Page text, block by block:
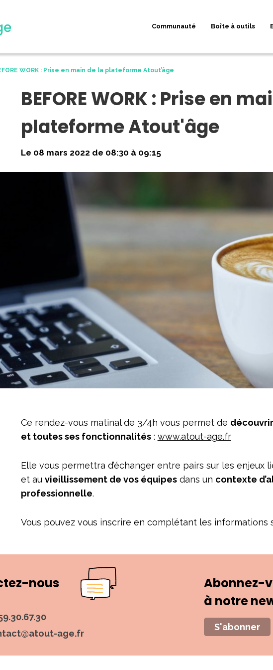
Communauté Boîte à outils
WORK : Prise en main de la plateforme Atout’âge
BEFORE WORK : Prise en
plateforme Atout'âge
Le 08 mars 2022 de 08:30 à 09:15
Ce rendez-vous matinal de 3/4h vous permet de
et toutes ses fonctionnalités: www.atout-age.fr
Elle vous permettra d’échanger entre pairs sur les enjeux
et au vieillissement de vos équipesdans un contexte
professionnelle.
Vous pouvez vous inscrire en complétant les informations
nous
age.fr
Abonnez-
à notre
S'abonner